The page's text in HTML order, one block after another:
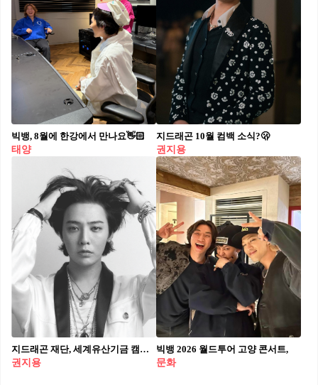
빅뱅, 8월에 한강에서 만나요👋🏻
태양
지드래곤 10월 컴백 소식?🫢
권지용
지드래곤 재단, 세계유산기금 캠페인 연다🕊️
권지용
빅뱅 2026 월드투어 고양 콘서트,
문화